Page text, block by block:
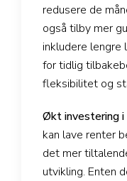
redusere de
også tilby mer
inkludere
for tidlig
fleksibilitet og
Økt investering
kan lave renter
det mer
utvikling. Enten